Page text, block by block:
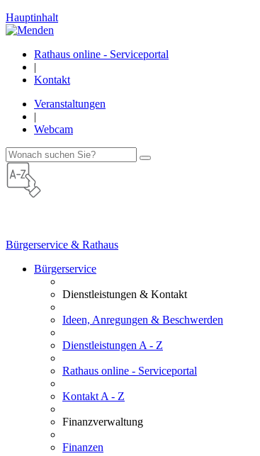
Hauptinhalt
Rathaus online - Serviceportal
|
Kontakt
Veranstaltungen
|
Webcam
Bürgerservice & Rathaus
Bürgerservice
Dienstleistungen & Kontakt
Ideen, Anregungen & Beschwerden
Dienstleistungen A - Z
Rathaus online - Serviceportal
Kontakt A - Z
Finanzverwaltung
Finanzen